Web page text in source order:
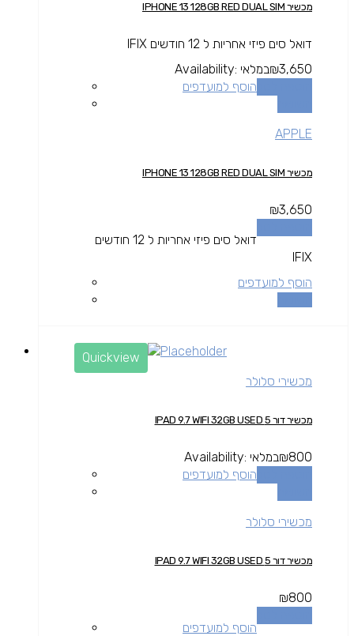
מכשיר IPHONE 13 128GB RED DUAL SIM
דואל סים פיזי אחריות ל 12 חודשים IFIX
₪3,650
Availability: במלאי
הוסף למועדפים
APPLE
מכשיר IPHONE 13 128GB RED DUAL SIM
₪3,650
דואל סים פיזי אחריות ל 12 חודשים
IFIX
הוסף למועדפים
Quickview
מכשירי סלולר
מכשיר דור 5 IPAD 9.7 WIFI 32GB USED
₪800
Availability: במלאי
הוסף למועדפים
מכשירי סלולר
מכשיר דור 5 IPAD 9.7 WIFI 32GB USED
₪800
הוסף למועדפים